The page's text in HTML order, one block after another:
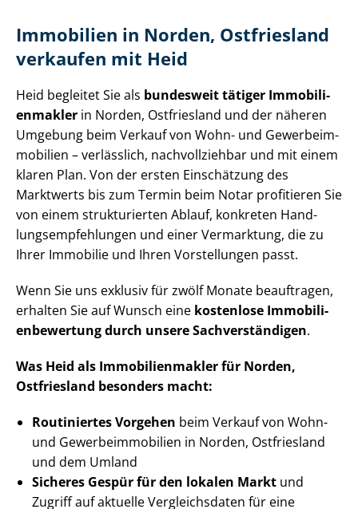
Immobilien in Norden, Ostfriesland
verkaufen mit Heid
Heid begleitet Sie als bundesweit tätiger Im­mo­bi­li­
en­mak­ler in Norden, Ostfriesland und der näheren
Umgebung beim Verkauf von Wohn- und Ge­wer­be­im­
mo­bi­li­en – verlässlich, nachvollziehbar und mit einem
klaren Plan. Von der ersten Einschätzung des
Marktwerts bis zum Termin beim Notar profitieren Sie
von einem strukturierten Ablauf, konkreten Hand­
lungs­emp­feh­lun­gen und einer Vermarktung, die zu
Ihrer Immobilie und Ihren Vorstellungen passt.
Wenn Sie uns exklusiv für zwölf Monate beauftragen,
erhalten Sie auf Wunsch eine kostenlose Im­mo­bi­li­
en­be­wer­tung durch unsere Sach­ver­stän­di­gen.
Was Heid als Im­mo­bi­li­en­mak­ler für Norden,
Ostfriesland besonders macht:
Routiniertes Vorgehen beim Verkauf von Wohn-
und Ge­wer­be­im­mo­bi­li­en in Norden, Ostfriesland
und dem Umland
Sicheres Gespür für den lokalen Markt und
Zugriff auf aktuelle Vergleichsdaten für eine